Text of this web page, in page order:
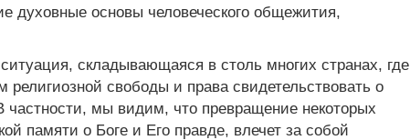
духовные основы человеческого общежития,
складывающаяся в столь многих странах, где
свободы и права свидетельствовать о
мы видим, что превращение некоторых
памяти о Боге и Его правде, влечет за собой